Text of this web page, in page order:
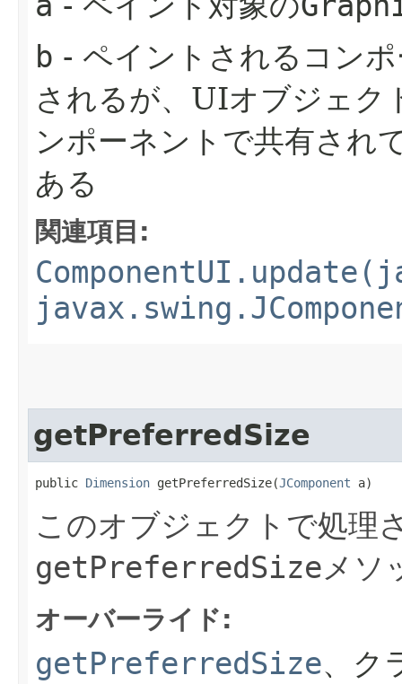
b - ペイントされるコン
されるが、UIオブジェク
ンポーネントで共有され
ある
関連項目:
getPreferredSize
public Dimension getPreferredSize​(JComponent a)
このオブジェクトで処理
getPreferredSizeメソ
オーバーライド:
getPreferredSize、ク